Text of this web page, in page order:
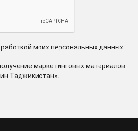
моих персональных данных
маркетинговых материалов
Таджикистан».